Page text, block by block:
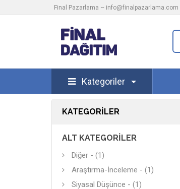
Final Pazarlama ~ info@finalpazarlama.com
Kategoriler
KATEGORILER
ALT KATEGORILER
Diğer - (1)
Araştırma-İnceleme - (1)
Siyasal Düşünce - (1)